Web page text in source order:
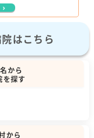
はこちら
から
を探す
から